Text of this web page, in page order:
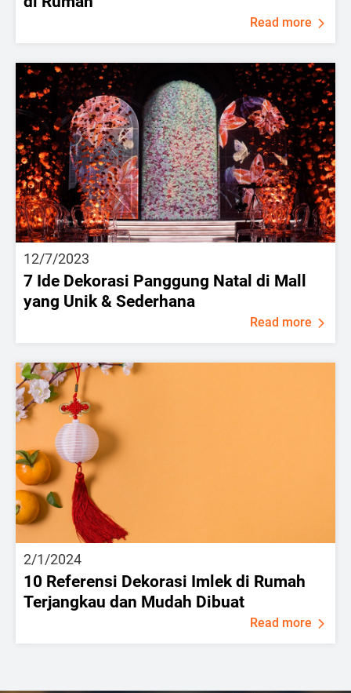
Read more
12/7/2023
7 Ide Dekorasi Panggung Natal di Mall
yang Unik & Sederhana
Read more
2/1/2024
10 Referensi Dekorasi Imlek di Rumah
Terjangkau dan Mudah Dibuat
Read more